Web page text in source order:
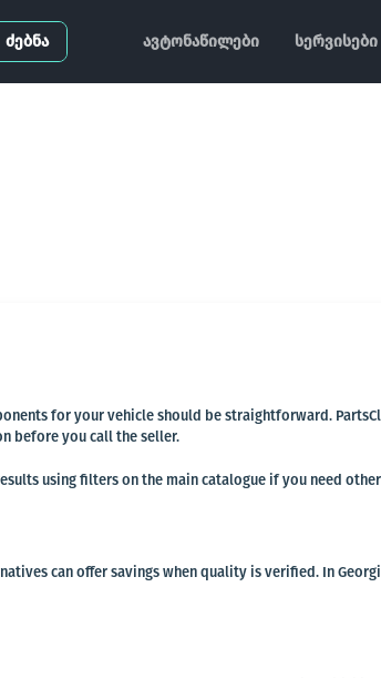
ძებნა ავტონაწილები სერვისები
for your vehicle should be straightforward.
before you call the seller.
using filters on the main catalogue if you need
can offer savings when quality is verified. In